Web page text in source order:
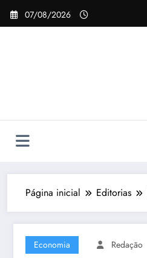
Pular
para
07/08/2026
Página inicial Editorias
Economia Redação